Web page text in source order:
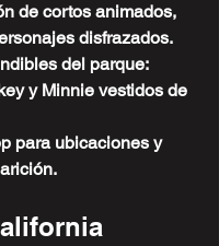
de cortos animados,
disfrazados.
del parque:
y Minnie vestidos de
para ubicaciones y